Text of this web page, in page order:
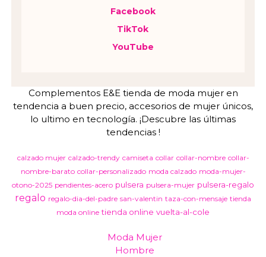
Facebook
TikTok
YouTube
Complementos E&E tienda de moda mujer en
tendencia a buen precio, accesorios de mujer únicos,
lo ultimo en tecnología. ¡Descubre las últimas
tendencias !
calzado mujer calzado-trendy camiseta collar collar-nombre collar-
nombre-barato collar-personalizado moda calzado moda-mujer-
otono-2025 pendientes-acero pulsera pulsera-mujer pulsera-regalo
regalo regalo-dia-del-padre san-valentin taza-con-mensaje tienda
moda online tienda online vuelta-al-cole
Moda Mujer
Hombre